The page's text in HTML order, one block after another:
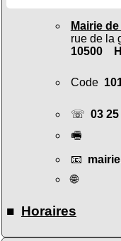
Mairie
rue de la
10500
Code
☏ 03
🖷
📧
🌐
■ Horaires